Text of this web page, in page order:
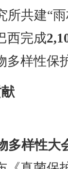
所共建“
西完成
多样性保
多样性大